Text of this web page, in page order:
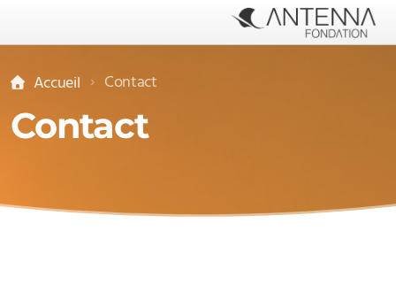
Accueil Contact
Contact